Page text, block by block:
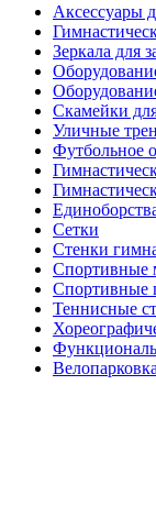
Аксессуары
Зеркала для
Скамейки
Уличные
Футбольное
Сетки
Стенки
Спортивные
Спортивные
Теннисные
Велопарковка